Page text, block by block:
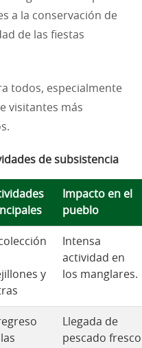
a la conservación de
de las fiestas
todos, especialmente
visitantes más
de subsistencia
Impacto en el
pueblo
y
Intensa
actividad en
los manglares.
Llegada de
pescado fresco